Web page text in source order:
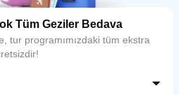
Tüm Geziler Bedava
tur programımızdaki tüm ekstra